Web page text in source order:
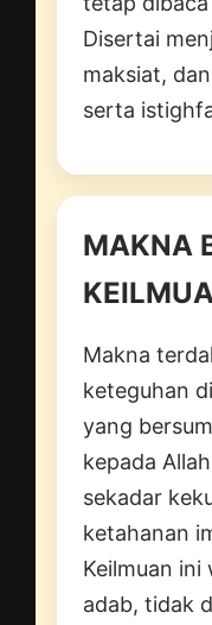
Disertai
maksiat,
serta
MAKNA
Makna
keteguhan
yang
kepada
sekadar
ketahanan
Keilmuan ini
adab, tidak